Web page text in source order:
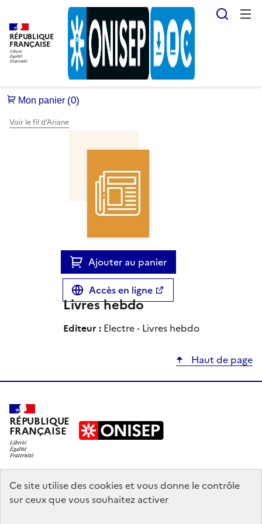
Ce site utilise des cookies et vous donne le contrôle
sur ceux que vous souhaitez activer
RÉPUBLIQUE
FRANÇAISE
Voir le fil d’Ariane
Ajouter au panier
Accès en ligne
Livres hebdo
Editeur : Electre - Livres hebdo
Haut de page
RÉPUBLIQUE
FRANÇAISE
education.gouv.fr
enseignementsup-recherche.gouv.fr